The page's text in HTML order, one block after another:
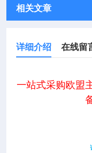
相关文章
详细介绍 在线留
一站式采购欧盟